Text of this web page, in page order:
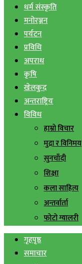
धर्म संस्कृति
मनोरञ्जन
पर्यटन
प्रविधि
अपराध
कृषि
खेलकुद
अन्तराष्ट्रिय
विविध
हाम्रो विचार
मुद्रा र विनिमय
सुनचाँदी
शिक्षा
कला साहित्य
अन्तर्वार्ता
फोटो ग्यालरी
गृहपृष्ठ
समाचार